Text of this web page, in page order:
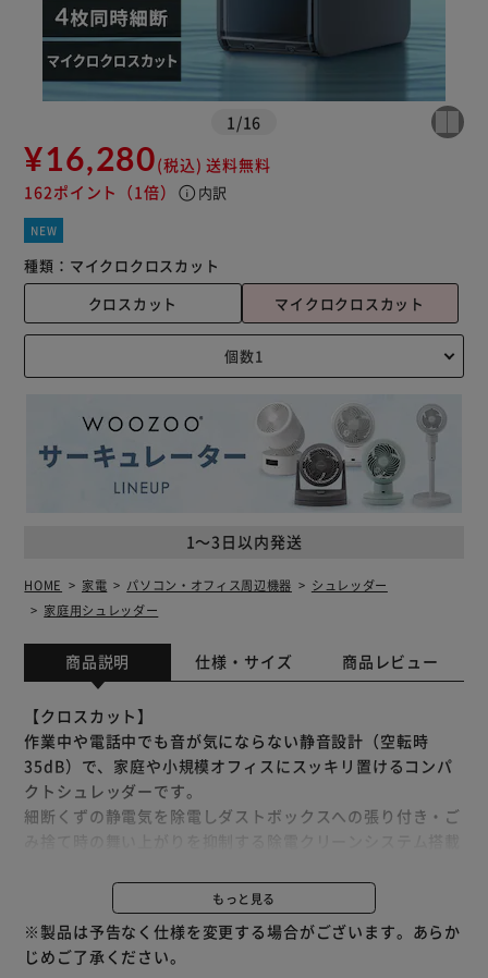
1 /16
¥16,280(税込) 送料無料
162ポイント （1倍） info 内訳
NEW
種類： マイクロクロスカット
クロスカット
マイクロクロスカット
1～3日以内発送
HOME 家電 パソコン・オフィス周辺機器
シュレッダー
家庭用シュレッダー
商品説明 仕様・サイズ 商品レビュー
【クロスカット】
作業中や電話中でも音が気にならない静音設計（空転時
35dB）で、家庭や小規模オフィスにスッキリ置けるコンパ
クトシュレッダーです。
細断くずの静電気を除電しダストボックスへの張り付き・ご
約4×約25mmのクロスカット採用で機密情報を処理しま
ダストボックス容量は9.5Lでオフィスでも自宅でも使いやす
い容量です。
もっと見る
※製品は予告なく仕様を変更する場合がございます。あらか
じめご了承ください。